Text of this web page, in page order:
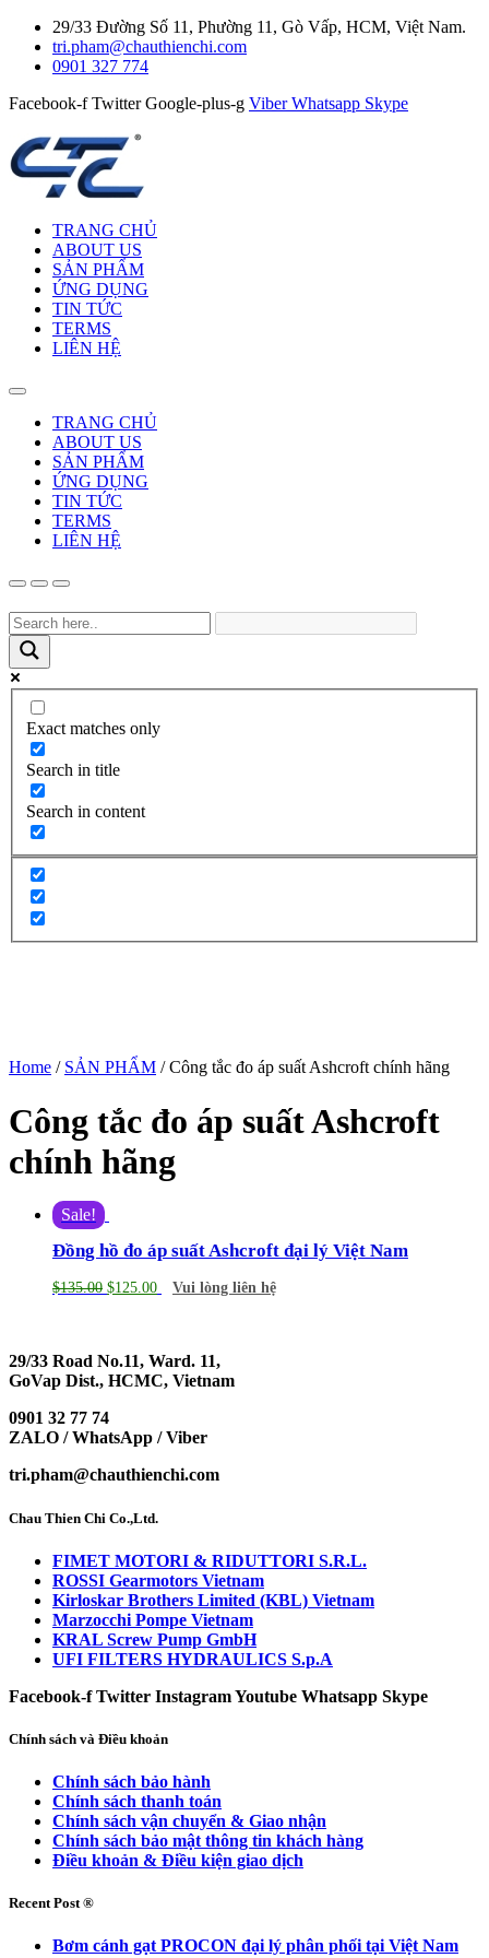
29/33 Đường Số 11, Phường 11, Gò Vấp, HCM, Việt Nam.
tri.pham@chauthienchi.com
0901 327 774
Facebook-f Twitter Google-plus-g Viber Whatsapp Skype
TRANG CHỦ
ABOUT US
SẢN PHẨM
ỨNG DỤNG
TIN TỨC
TERMS
LIÊN HỆ
TRANG CHỦ
ABOUT US
SẢN PHẨM
ỨNG DỤNG
TIN TỨC
TERMS
LIÊN HỆ
Exact matches only
Search in title
Search in content
Home / SẢN PHẨM / Công tắc đo áp suất Ashcroft chính hãng
Công tắc đo áp suất Ashcroft
chính hãng
Sale!
Đồng hồ đo áp suất Ashcroft đại lý Việt Nam
$135.00 $125.00 Vui lòng liên hệ
29/33 Road No.11, Ward. 11,
GoVap Dist., HCMC, Vietnam
0901 32 77 74
ZALO / WhatsApp / Viber
tri.pham@chauthienchi.com
Chau Thien Chi Co.,Ltd.
FIMET MOTORI & RIDUTTORI S.R.L.
ROSSI Gearmotors Vietnam
Kirloskar Brothers Limited (KBL) Vietnam
Marzocchi Pompe Vietnam
KRAL Screw Pump GmbH
UFI FILTERS HYDRAULICS S.p.A
Facebook-f Twitter InstagramYoutube Whatsapp Skype
Chính sách và Điều khoản
Chính sách bảo hành
Chính sách thanh toán
Chính sách vận chuyển & Giao nhận
Chính sách bảo mật thông tin khách hàng
Điều khoản & Điều kiện giao dịch
Recent Post ®
Bơm cánh gạt PROCON đại lý phân phối tại Việt Nam